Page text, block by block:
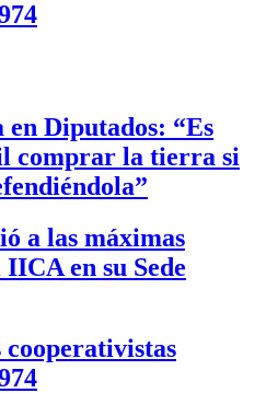
Diputados: “Es
comprar la tierra si
a las máximas
en su Sede
cooperativistas